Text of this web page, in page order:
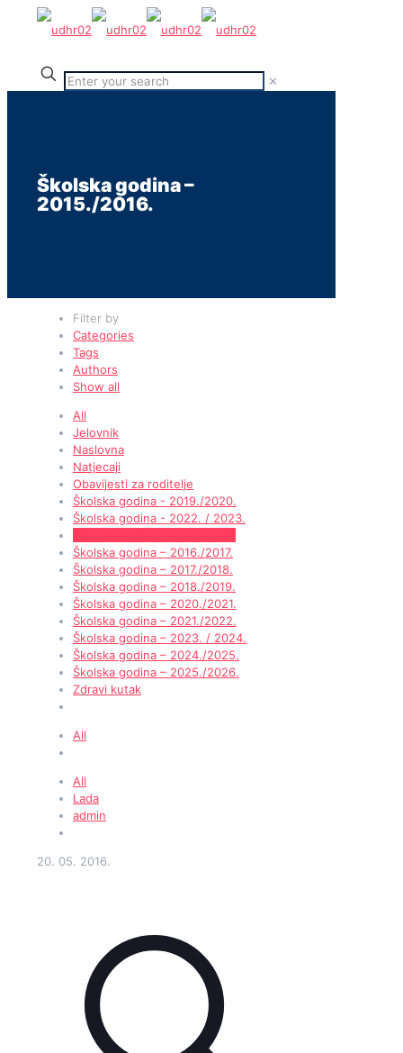
✕
Školska godina –
2015./2016.
Filter by
Categories
Tags
Authors
Show all
All
Jelovnik
Naslovna
Natjecaji
Obavijesti za roditelje
Školska godina - 2019./2020.
Školska godina - 2022. / 2023.
Školska godina – 2016./2017.
Školska godina – 2017./2018.
Školska godina – 2018./2019.
Školska godina – 2020./2021.
Školska godina – 2021./2022.
Školska godina – 2023. / 2024.
Školska godina – 2024./2025.
Školska godina – 2025./2026.
Zdravi kutak
All
All
Lada
admin
20. 05. 2016.